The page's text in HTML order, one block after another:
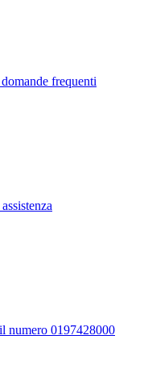
frequenti
numero 0197428000